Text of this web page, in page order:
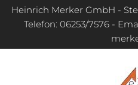
Heinrich Merker GmbH -
Telefon: 06253/7576 -